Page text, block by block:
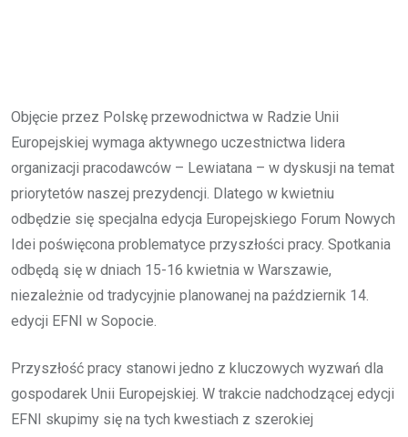
Objęcie przez Polskę przewodnictwa w Radzie Unii
Europejskiej wymaga aktywnego uczestnictwa lidera
organizacji pracodawców – Lewiatana – w dyskusji na temat
priorytetów naszej prezydencji. Dlatego w kwietniu
odbędzie się specjalna edycja Europejskiego Forum Nowych
Idei poświęcona problematyce przyszłości pracy. Spotkania
odbędą się w dniach 15-16 kwietnia w Warszawie,
niezależnie od tradycyjnie planowanej na październik 14.
edycji EFNI w Sopocie.
Przyszłość pracy stanowi jedno z kluczowych wyzwań dla
gospodarek Unii Europejskiej. W trakcie nadchodzącej edycji
EFNI skupimy się na tych kwestiach z szerokiej